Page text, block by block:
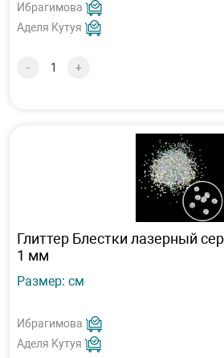
Ибрагимова
Аделя Кутуя
- +
Глиттер Блестки лазерный
1 мм
Размер: см
Ибрагимова
Аделя Кутуя